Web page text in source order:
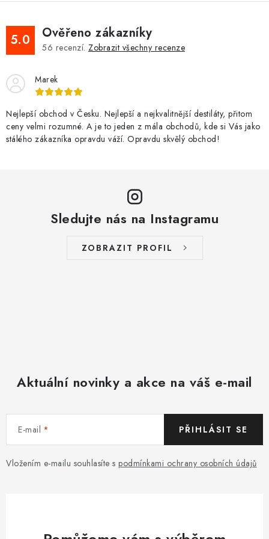
5.0 Ověřeno zákazníky
56 recenzí. Zobrazit všechny recenze
Marek
Nejlepší obchod v Česku. Nejlepší a nejkvalitnější destiláty, přitom
ceny velmi rozumné. A je to jeden z mála obchodů, kde si Vás jako
stálého zákazníka opravdu váží. Opravdu skvělý obchod!
Sledujte nás na Instagramu
ZOBRAZIT PROFIL
Aktuální novinky a akce na váš e-mail
E-mail
Vložením e-mailu souhlasíte s podmínkami ochrany osobních údajů
PŘIHLÁSIT SE